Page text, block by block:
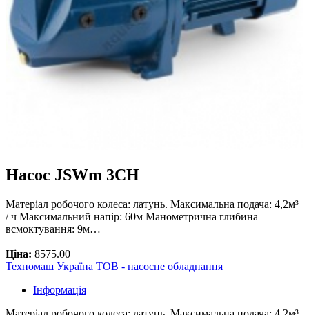
Насос JSWm 3CH
Матеріал робочого колеса: латунь. Максимальна подача: 4,2м³
/ ч Максимальний напір: 60м Манометрична глибина
всмоктування: 9м…
Ціна: 8575.00
Техномаш Україна ТОВ - насосне обладнання
Інформація